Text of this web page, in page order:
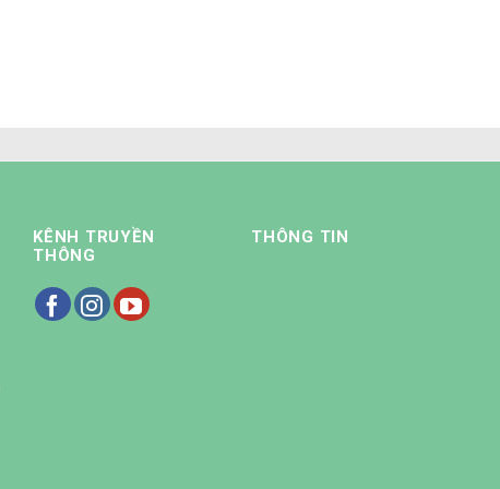
KÊNH TRUYỀN
THÔNG
THÔNG TIN